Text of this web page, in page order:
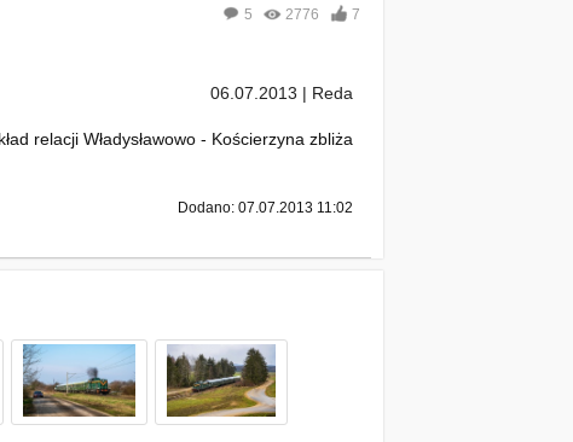
5 2776 7
06.07.2013 | Reda
relacji Władysławowo - Kościerzyna zbliża
Dodano: 07.07.2013 11:02